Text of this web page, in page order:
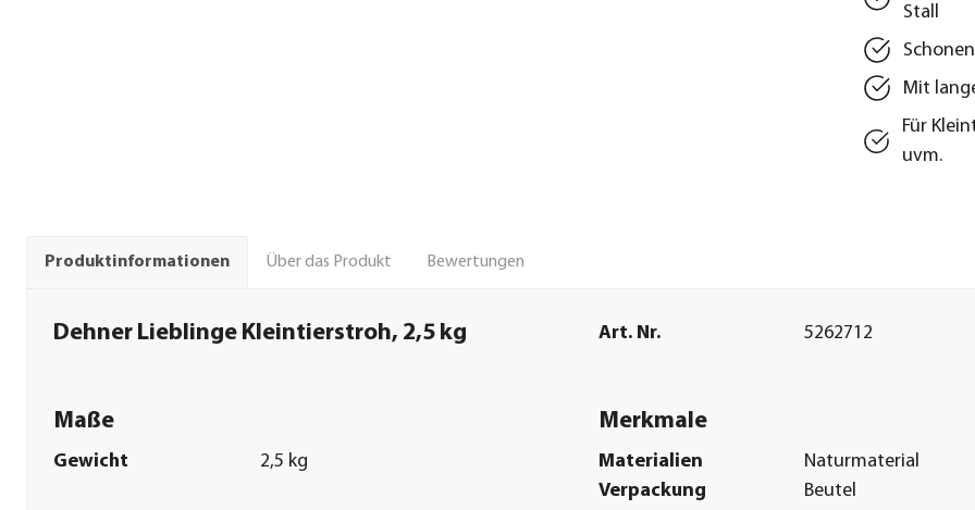
Stall
Mit
Für
uvm.
Produktinformationen Über das Produkt Bewertungen
Dehner Lieblinge Kleintierstroh, 2,5 kg Art. Nr. 5262712
Maße
Gewicht 2,5 kg
Merkmale
Materialien
Naturmaterial
Verpackung
Beutel